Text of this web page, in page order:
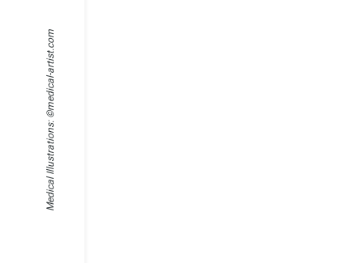
Medical Illustrations: ©
medical-artist.com